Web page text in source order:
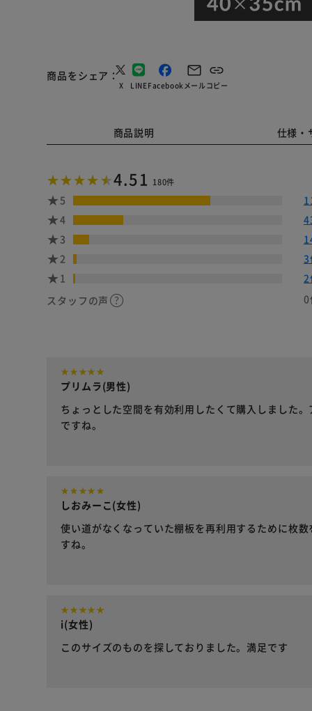
商品をシェア
X LINEFacebookメールコピー
商品説明 仕様・
4.51 180件
5
4
3
2
3
1
2
スタッフの声
プリムラ(男性)
ちょっとした空間を有効利用したくて購入しました
ですね。
しおみーこ(女性)
使い道がなくなっていた棚板を再利用するために枚
すね。
i(女性)
このサイズのものを探しておりました。満足です